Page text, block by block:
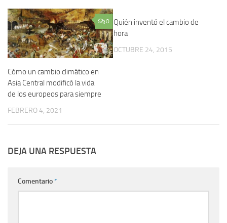
0
Cómo un cambio climático en
Asia Central modificó la vida
de los europeos para siempre
FEBRERO 4, 2021
Quién inventó el cambio de
hora
OCTUBRE 24, 2015
DEJA UNA RESPUESTA
Comentario*